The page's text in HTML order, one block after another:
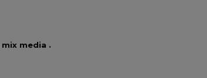
mix media .